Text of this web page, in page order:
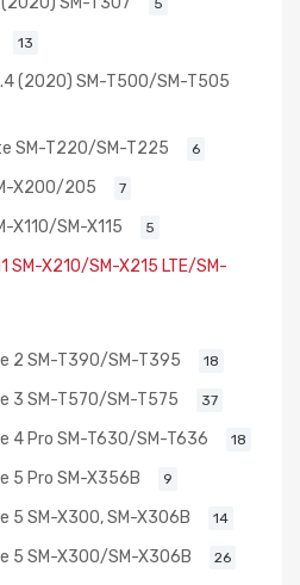
5
13
(2020) SM-T500/SM-T505
SM-T220/SM-T225 6
X200/205 7
X110/SM-X115 5
SM-X210/SM-X215 LTE/SM-
2 SM-T390/SM-T395 18
3 SM-T570/SM-T575 37
4 Pro SM-T630/SM-T636 18
5 Pro SM-X356B 9
5 SM-X300, SM-X306B 14
5 SM-X300/SM-X306B 26